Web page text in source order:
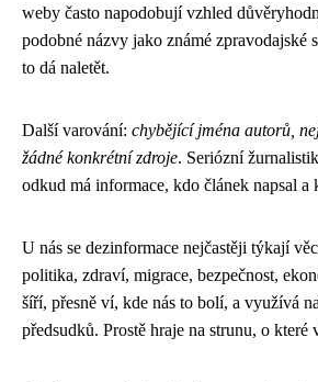
weby často napodobují vzhled
podobné názvy jako známé zpravodajské
to dá naletět.
Další varování: chybějící jména autorů,
žádné konkrétní zdroje. Seriózní
odkud má informace, kdo článek napsal a
U nás se dezinformace nejčastěji týkají
politika, zdraví, migrace, bezpečnost,
šíří, přesně ví, kde nás to bolí, a využívá
předsudků. Prostě hraje na strunu, o které